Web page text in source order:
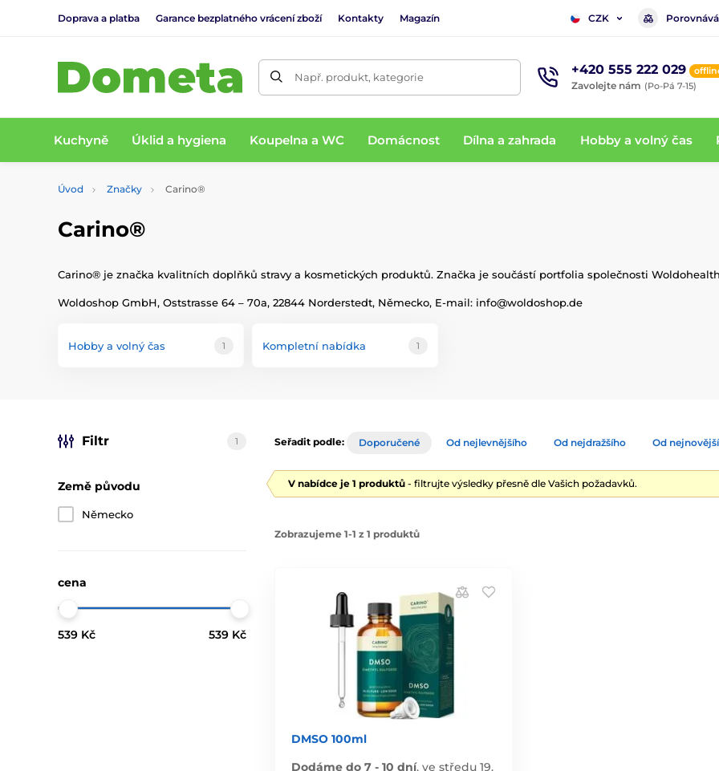
Doprava a platba Garance bezplatného vrácení zboží Kontakty Magazín CZK
Např. produkt, kategorie +420 555 222 029
Zavolejte nám (Po-Pá 7-15)
Kuchyně Úklid a hygiena Koupelna a WC Domácnost Dílna a zahrada Hobby a volný čas
Úvod Značky Carino®
Carino®
Carino® je značka kvalitních doplňků stravy a kosmetických produktů. Značka je součástí portfolia společnosti
Woldoshop GmbH, Oststrasse 64 – 70a, 22844 Norderstedt, Německo, E-mail: info@woldoshop.de
Hobby a volný čas 1 Kompletní nabídka 1
Filtr 1
Země původu
Německo
cena
539 Kč 539 Kč
Seřadit podle: Doporučené Od nejlevnějšího Od nejdražšího Od
V nabídce je 1 produktů - filtrujte výsledky přesně dle Vašich požadavků.
Zobrazujeme 1-1 z 1 produktů
DMSO 100ml
Dodáme do 7 - 10 dní, ve středu 19.